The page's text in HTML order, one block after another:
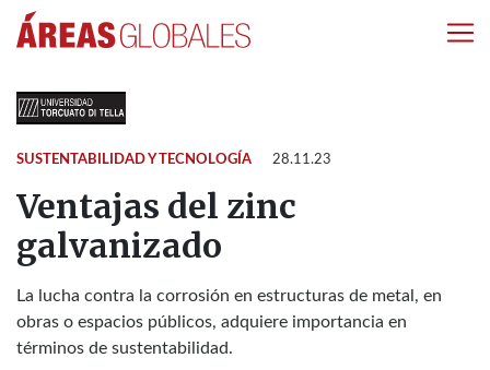
SUSTENTABILIDAD Y TECNOLOGÍA 28.11.23
Ventajas del zinc
galvanizado
La lucha contra la corrosión en estructuras de metal, en
obras o espacios públicos, adquiere importancia en
términos de sustentabilidad.